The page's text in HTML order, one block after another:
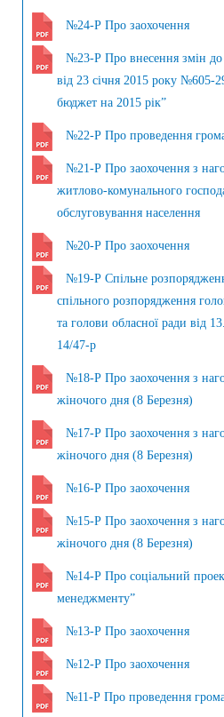
№24-Р Про заохочення
№23-Р Про внесення змін до
від 23 січня 2015 року №605-
бюджет на 2015 рік”
№22-Р Про проведення
№21-Р Про заохочення з
житлово-комунального
обслуговування населення
№20-Р Про заохочення
№19-Р Спільне
спільного розпорядження
та голови обласної ради від
14/47-р
№18-Р Про заохочення з
жіночого дня (8 Березня)
№17-Р Про заохочення з
жіночого дня (8 Березня)
№16-Р Про заохочення
№15-Р Про заохочення з
жіночого дня (8 Березня)
№14-Р Про соціальний
менеджменту”
№13-Р Про заохочення
№12-Р Про заохочення
№11-Р Про проведення